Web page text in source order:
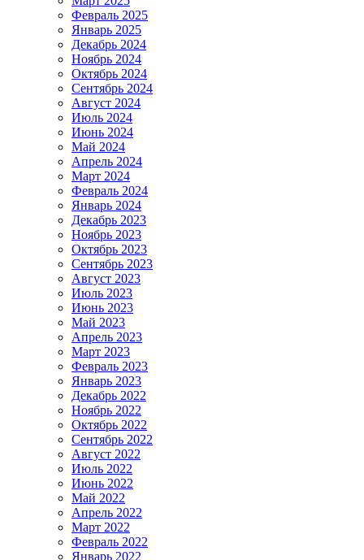
Февраль 2025
Январь 2025
Декабрь 2024
Ноябрь 2024
Октябрь 2024
Сентябрь 2024
Август 2024
Июль 2024
Июнь 2024
Май 2024
Апрель 2024
Март 2024
Февраль 2024
Январь 2024
Декабрь 2023
Ноябрь 2023
Октябрь 2023
Сентябрь 2023
Август 2023
Июль 2023
Июнь 2023
Май 2023
Апрель 2023
Март 2023
Февраль 2023
Январь 2023
Декабрь 2022
Ноябрь 2022
Октябрь 2022
Сентябрь 2022
Август 2022
Июль 2022
Июнь 2022
Май 2022
Апрель 2022
Март 2022
Февраль 2022
Январь 2022